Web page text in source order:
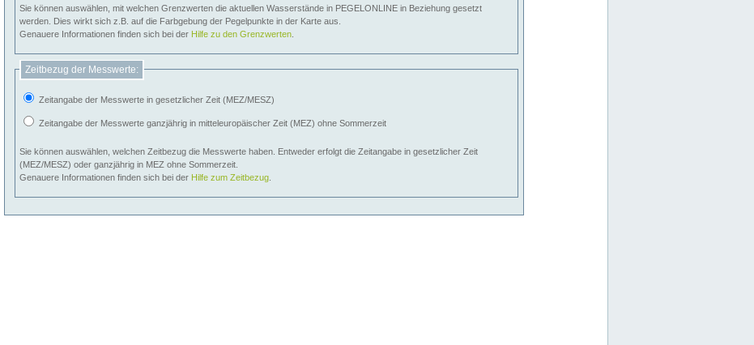
Sie können auswählen, mit welchen Grenzwerten die aktuellen Wasserstände in PEGELONLINE in Beziehung gesetzt
werden. Dies wirkt sich z.B. auf die Farbgebung der Pegelpunkte in der Karte aus.
Genauere Informationen finden sich bei der Hilfe zu den Grenzwerten
Zeitbezug der Messwerte:
Zeitangabe der Messwerte in gesetzlicher Zeit (MEZ/MESZ)
Zeitangabe der Messwerte ganzjährig in mitteleuropäischer Zeit (MEZ) ohne Sommerzeit
Sie können auswählen, welchen Zeitbezug die Messwerte haben. Entweder erfolgt die Zeitangabe in gesetzlicher Zeit
(MEZ/MESZ) oder ganzjährig in MEZ ohne Sommerzeit.
Genauere Informationen finden sich bei der Hilfe zum Zeitbezug